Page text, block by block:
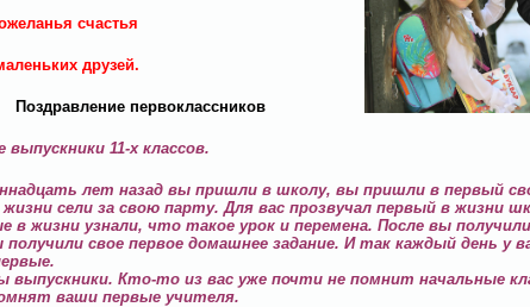
счастья
друзей.
Поздравление первоклассников
11-х классов.
лет назад вы пришли в школу, вы пришли в первый
сели за свою парту. Для вас прозвучал первый в жизни
в жизни узнали, что такое урок и перемена. После вы
получили свое первое домашнее задание. И так каждый день у
выпускники. Кто-то из вас уже почти не помнит начальные
ваши первые учителя.